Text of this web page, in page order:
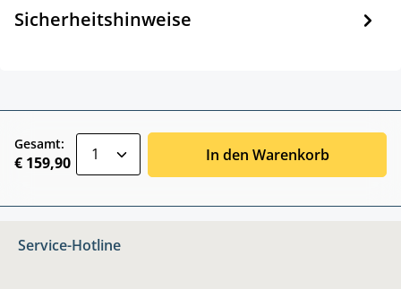
Sicherheitshinweise
Gesamt:
€ 159,90 In den Warenkorb
Service-Hotline